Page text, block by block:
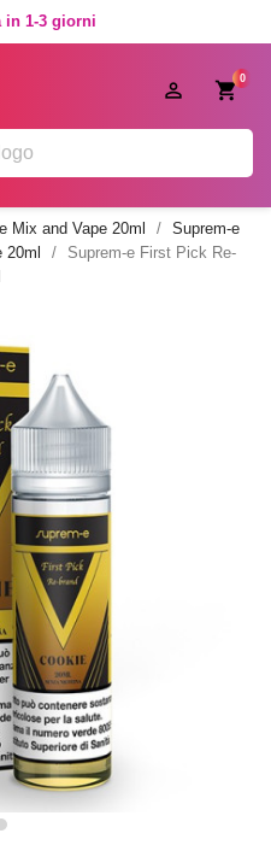
in 1-3 giorni
0

Mix and Vape 20ml
Suprem-e
Suprem-e First Pick Re-